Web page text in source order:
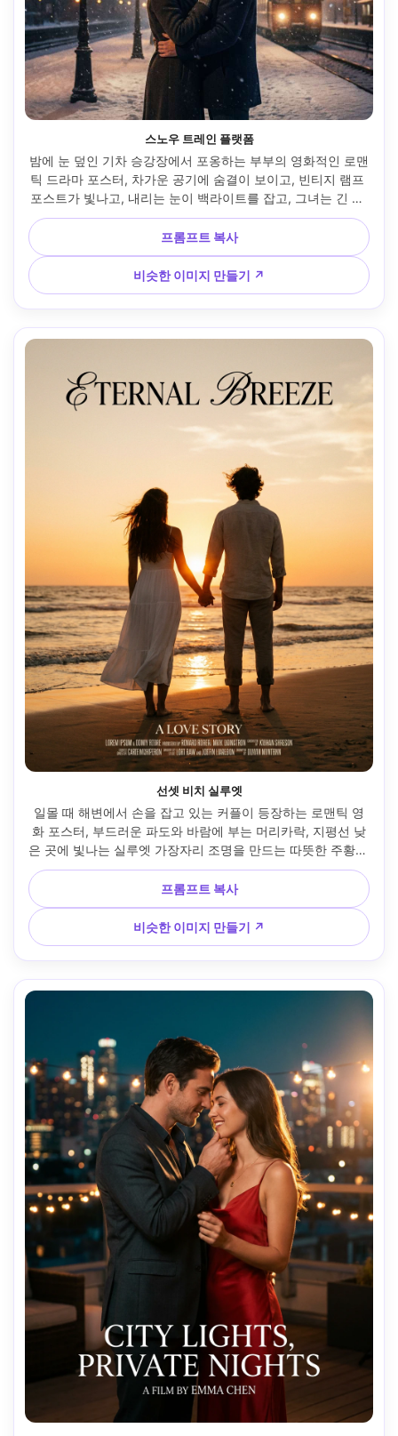
스노우 트레인 플랫폼
밤에 눈 덮인 기차 승강장에서 포옹하는 부부의 영화적인 로맨
틱 드라마 포스터, 차가운 공기에 숨결이 보이고, 빈티지 램프
포스트가 빛나고, 내리는 눈이 백라이트를 잡고, 그녀는 긴 울
코트와 니트 스카프를 입고, 그는 맞춤형 피코트를 입고, 마지
막 작별 장면과 같은 감성 표현, 제목을 위해 위에 넓은 네거티
브 공간, 극적인 대비, Canon R5 70mm f/2.8로 촬영, 사실적,
영화 포스터 마감과 그레인 --ar 4:5
프롬프트 복사
비슷한 이미지 만들기 ↗
선셋 비치 실루엣
일몰 때 해변에서 손을 잡고 있는 커플이 등장하는 로맨틱 영
화 포스터, 부드러운 파도와 바람에 부는 머리카락, 지평선 낮
은 곳에 빛나는 실루엣 가장자리 조명을 만드는 따뜻한 주황색
태양, 타이틀 배치를 위한 미니멀한 깨끗한 하늘, 그녀는 흐르
는 흰색 드레스를 입고, 그는 린넨 셔츠와 롤 바지를 입고, 영화
같은 와이드에서 미드 프레임, 35mm f/2로 촬영, 풍부한 따뜻
한 색상 등급, 초사실적인 디테일, 포스터 준비 구성 --ar 4:5
프롬프트 복사
비슷한 이미지 만들기 ↗